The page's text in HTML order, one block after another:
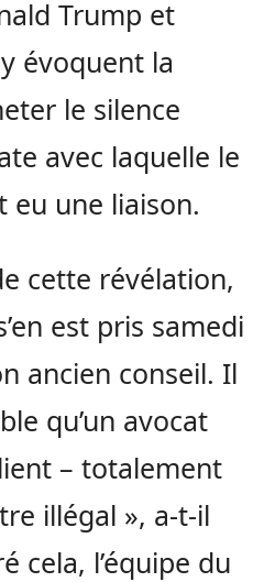
Trump et
évoquent la
le silence
avec laquelle le
eu une liaison.
cette révélation,
est pris samedi
ancien conseil. Il
qu’un avocat
– totalement
illégal », a-t-il
cela, l’équipe du